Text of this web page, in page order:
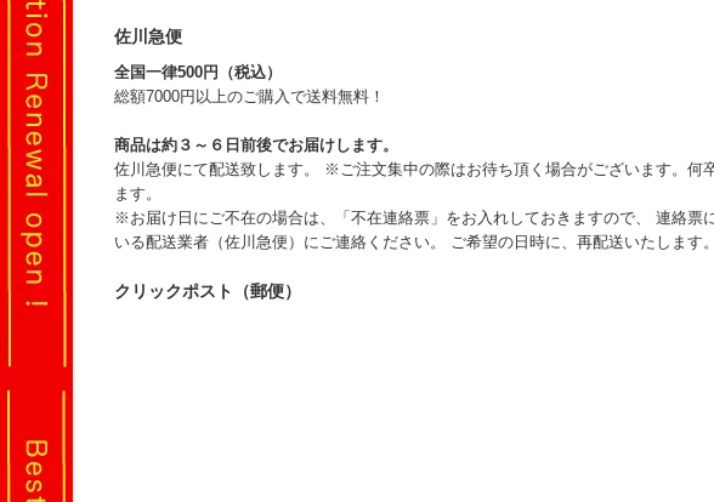
佐川急便
全国一律500円（税込）
総額7000円以上のご購入で送料無料！
商品は約３～６日前後でお届けします。
佐川急便にて配送致します。 ※ご注文集中の際はお待ち頂く場合がございます。何
ます。
※お届け日にご不在の場合は、「不在連絡票」をお入れしておきますので、 連絡票
いる配送業者（佐川急便）にご連絡ください。 ご希望の日時に、再配送いたします。
クリックポスト（郵便）